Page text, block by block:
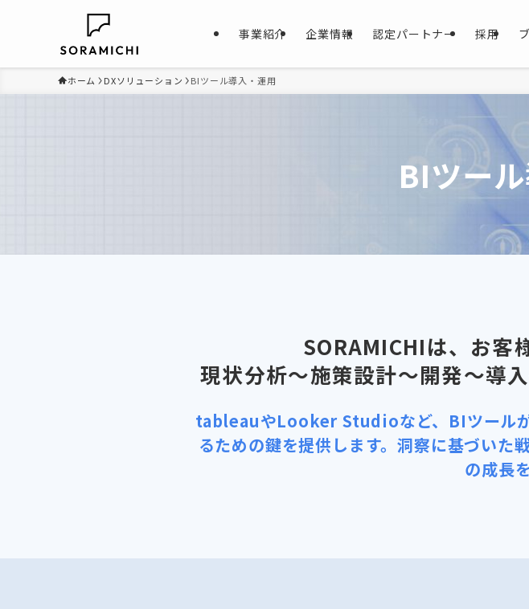
事業紹介 企業情報 認定パートナー 採用
ホーム DXソリューション BIツール導入・運用
BIツー
SORAMICHIは、お客
現状分析～施策設計～開発～導
tableauやLooker Studioなど、BIツール
るための鍵を提供します。洞察に基づいた
の成長